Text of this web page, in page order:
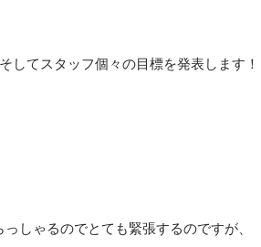
してスタッフ個々の目標を発表します！
しゃるのでとても緊張するのですが、